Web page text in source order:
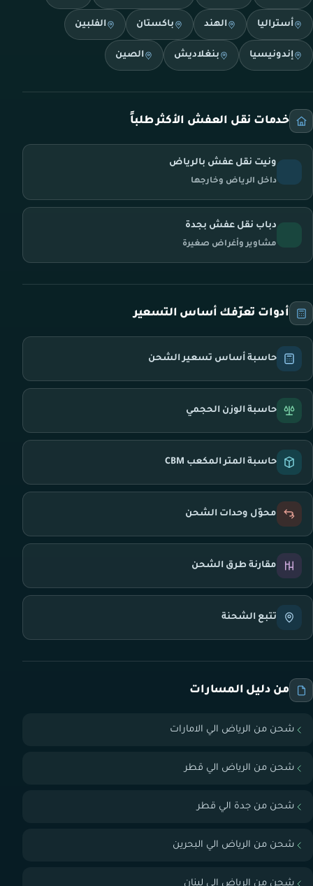
أستراليا الهند باكستان الفلبين
إندونيسيا بنغلاديش الصين
خدمات نقل العفش الأكثر طلباً
ونيت نقل عفش بالرياض
داخل الرياض وخارجها
دباب نقل عفش بجدة
مشاوير وأغراض صغيرة
أدوات تعرّفك أساس التسعير
حاسبة أساس تسعير الشحن
حاسبة الوزن الحجمي
حاسبة المتر المكعب CBM
محوّل وحدات الشحن
مقارنة طرق الشحن
تتبع الشحنة
من دليل المسارات
شحن من الرياض الي الامارات
شحن من الرياض الي قطر
شحن من جدة الي قطر
شحن من الرياض الي البحرين
شحن من الرياض الي لبنان